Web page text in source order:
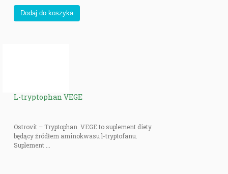
L-tryptophan VEGE
Ostrovit – Tryptophan VEGE to suplement diety
będący źródłem aminokwasu l-tryptofanu.
Suplement ...